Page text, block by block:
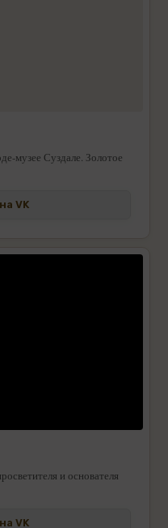
музее Суздале. Золотое
VK
и основателя
VK